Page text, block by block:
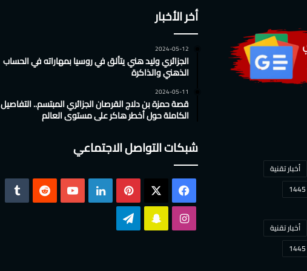
أخبار تقنية
أخبار تقنية
أخر الأخبار
2024-05-12
الجزائري وليد هني يتألق في روسيا بمهاراته في الحساب
الذهني والذاكرة
2024-05-11
قصة حمزة بن دلاج القرصان الجزائري المبتسم.. التفاصيل
الكاملة حول أخطر هاكر على مستوى العالم
شبكات التواصل الاجتماعي
فيسبوك بينتيريست لينكدإن‫YouTube
‏Reddit
انستقرام سناب تيلقرام